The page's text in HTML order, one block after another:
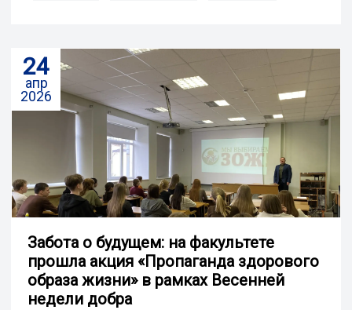
24
апр
2026
Забота о будущем: на факультете
прошла акция «Пропаганда здорового
образа жизни» в рамках Весенней
недели добра